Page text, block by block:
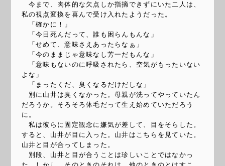
今まで、肉体的な欠点しか指摘できずにいた二人は、
私の視点変換を喜んで受け入れたようだった。
「確かに！」
「今日死んだって、誰も困らんもんな」
「せめて、意味さえあったらなぁ」
「今のままじゃ意味なし芳一だもんな」
「意味もないのに呼吸されたら、空気がもったいない
よな」
「まったくだ、臭くなるだけだしな」
別に山井は臭くなかった。母親が洗ってやっていたん
だろうか。そろそろ体毛だって生え始めていただろう
に。
私は彼らに固定観念に嫌気が差して、目をそらした。
すると、山井が目に入った。山井はこちらを見ていた。
山井と目が合ってしまった。
別段、山井と目が合うことは珍しいことではなかっ